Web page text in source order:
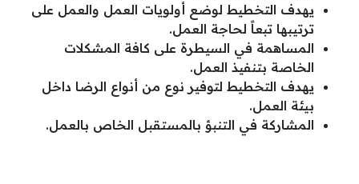
يهدف التخطيط لوضع أولويات العمل والعمل على
ترتيبها تبعاً لحاجة العمل.
المساهمة في السيطرة على كافة المشكلات
الخاصة بتنفيذ العمل.
يهدف التخطيط لتوفير نوع من أنواع الرضا داخل
بيئة العمل.
المشاركة في التنبؤ بالمستقبل الخاص بالعمل.